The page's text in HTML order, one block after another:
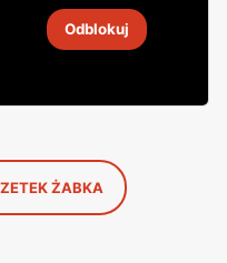
18 sie 2026Odblokuj
ŻABKA